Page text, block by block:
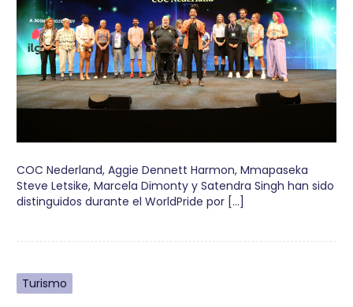
COC Nederland, Aggie Dennett Harmon, Mmapaseka
Steve Letsike, Marcela Dimonty y Satendra Singh han sido
distinguidos durante el WorldPride por […]
Turismo